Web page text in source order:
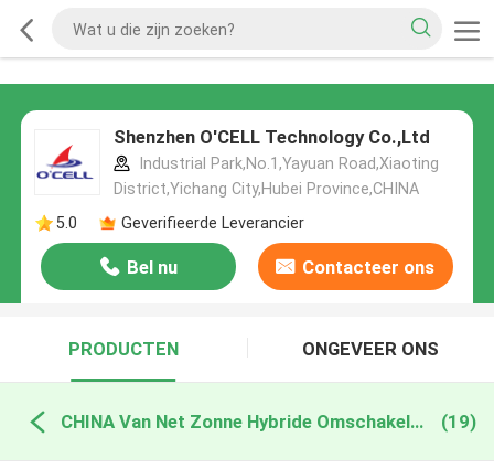
Shenzhen O'CELL Technology Co.,Ltd
Industrial Park,No.1,Yayuan Road,Xiaoting
District,Yichang City,Hubei Province,CHINA
5.0
Geverifieerde Leverancier
Bel nu Contacteer ons
PRODUCTEN ONGEVEER ONS
CHINA Van Net Zonne Hybride Omschakelaar (19)